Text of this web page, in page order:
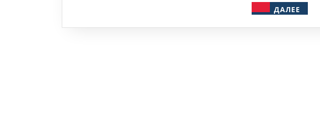
ДАЛЕЕ